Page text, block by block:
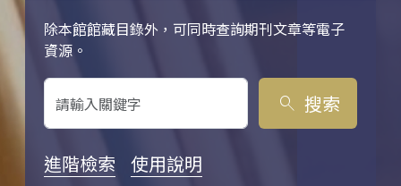
除本館館藏目錄外，可同時查詢期刊文章等電子
資源。
關鍵字搜尋
search 搜索
進階檢索 使用說明